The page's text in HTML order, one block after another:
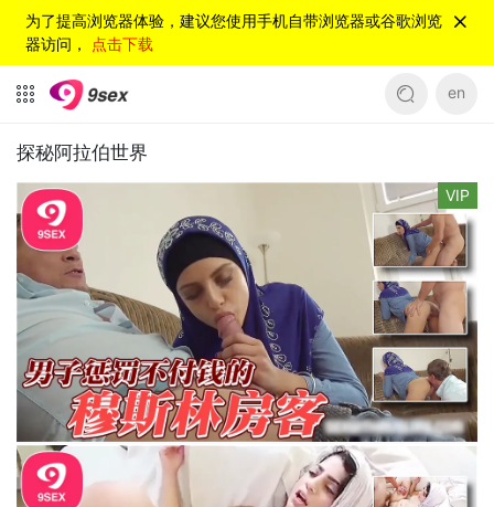
为了提高浏览器体验，建议您使用手机自带浏览器或谷歌浏览
器访问， 点击下载
en
探秘阿拉伯世界
VIP